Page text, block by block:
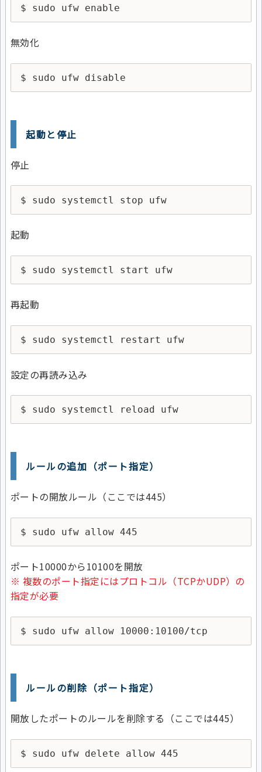
$ sudo ufw enable
無効化
$ sudo ufw disable
起動と停止
停止
$ sudo systemctl stop ufw
起動
$ sudo systemctl start ufw
再起動
$ sudo systemctl restart ufw
設定の再読み込み
$ sudo systemctl reload ufw
ルールの追加（ポート指定）
ポートの開放ルール（ここでは445）
$ sudo ufw allow 445
ポート10000から10100を開放
※ 複数のポート指定にはプロトコル（TCPかUDP）の
指定が必要
$ sudo ufw allow 10000:10100/tcp
ルールの削除（ポート指定）
開放したポートのルールを削除する（ここでは445）
$ sudo ufw delete allow 445